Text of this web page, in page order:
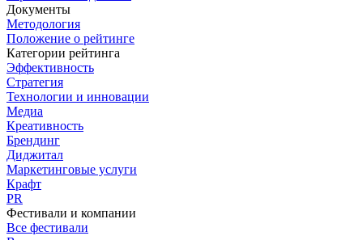
Документы
Методология
Положение о рейтинге
Категории рейтинга
Эффективность
Стратегия
Технологии и инновации
Медиа
Креативность
Брендинг
Диджитал
Маркетинговые услуги
Крафт
PR
Фестивали и компании
Все фестивали